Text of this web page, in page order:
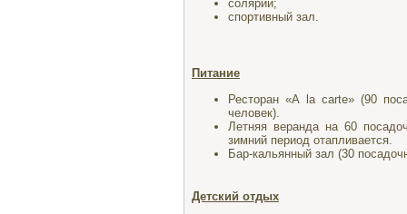
солярии;
спортивный зал.
Питание
Ресторан «A la carte» (90
человек).
Летняя веранда на 60
зимний период отапливается.
Бар-кальянный зал (30
Детский отдых